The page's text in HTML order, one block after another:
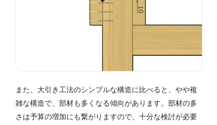
また、大引き工法のシンプルな構造に比べると、やや複
雑な構造で、部材も多くなる傾向があります。部材の多
さは予算の増加にも繋がりますので、十分な検討が必要